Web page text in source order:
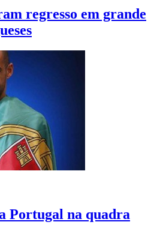
regresso em grande
Portugal na quadra